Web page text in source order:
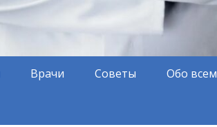
Врачи Советы Обо всем